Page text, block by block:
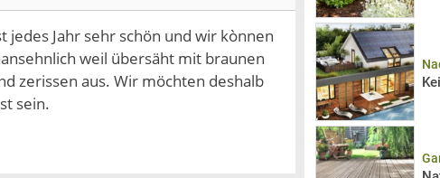
Jahr sehr schön und wir kònnen
weil übersäht mit braunen
zerissen aus. Wir möchten deshalb
sein.